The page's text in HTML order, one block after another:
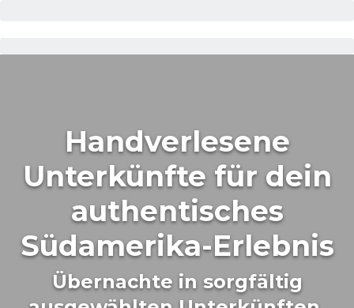
Handverlesene
Unterkünfte für dein
authentisches
Südamerika-Erlebnis
Übernachte in sorgfältig